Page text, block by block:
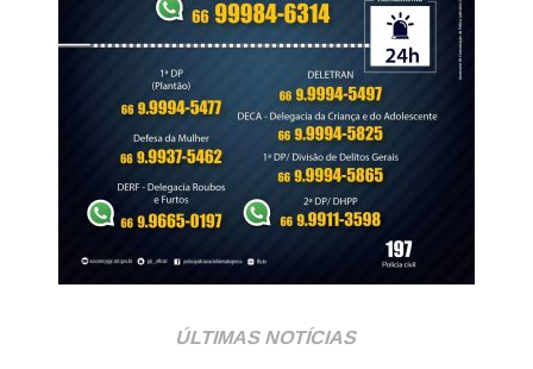
Messenger
LinkedIn
ÚLTIMAS NOTÍCIAS